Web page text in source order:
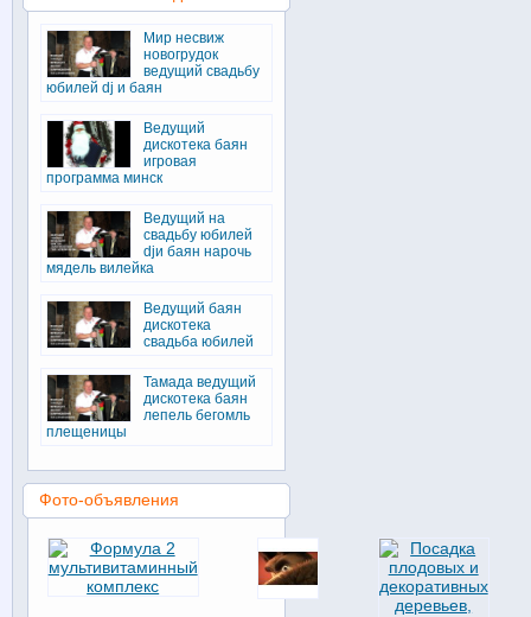
Мир несвиж
новогрудок
ведущий свадьбу
юбилей dj и баян
Ведущий
дискотека баян
игровая
программа минск
Ведущий на
свадьбу юбилей
djи баян нарочь
мядель вилейка
Ведущий баян
дискотека
свадьба юбилей
Тамада ведущий
дискотека баян
лепель бегомль
плещеницы
Фото-объявления